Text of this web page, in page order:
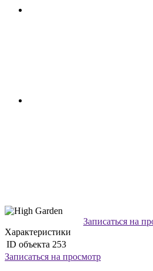
Записаться на
Характеристики
ID объекта 253
Записаться на просмотр